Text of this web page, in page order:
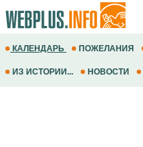
КАЛЕНДАРЬ ПОЖЕЛАНИЯ
ИЗ ИСТОРИИ... НОВОСТИ